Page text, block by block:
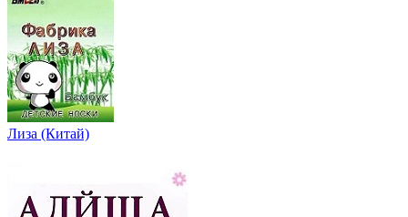
Лиза (Китай)